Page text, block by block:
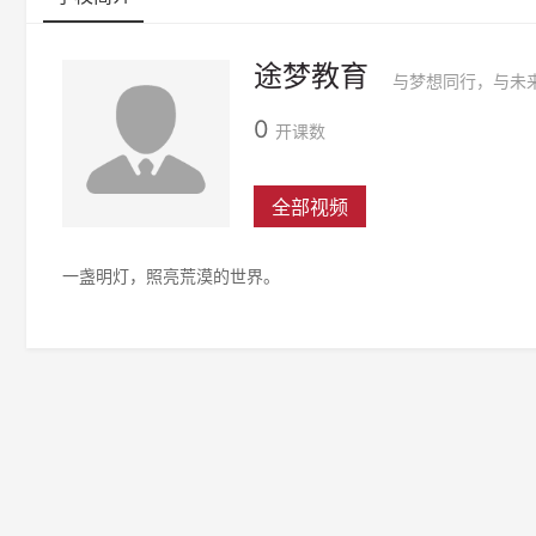
途梦教育 与梦想同行，与未
0 开课数
全部视频
一盏明灯，照亮荒漠的世界。